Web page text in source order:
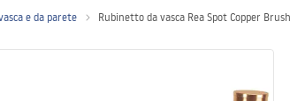
e da parete Rubinetto da vasca Rea Spot Copper Brush